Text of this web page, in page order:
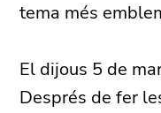
tema més
El dijous 5 de
Després de fer